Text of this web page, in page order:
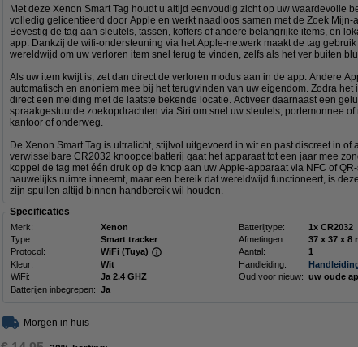
Met deze Xenon Smart Tag houdt u altijd eenvoudig zicht op uw waardevolle
volledig gelicentieerd door Apple en werkt naadloos samen met de Zoek Mijn-
Bevestig de tag aan sleutels, tassen, koffers of andere belangrijke items, en
app. Dankzij de wifi-ondersteuning via het Apple-netwerk maakt de tag
wereldwijd om uw verloren item snel terug te vinden, zelfs als het ver buiten
Als uw item kwijt is, zet dan direct de verloren modus aan in de app. Andere
automatisch en anoniem mee bij het terugvinden van uw eigendom. Zodra het
direct een melding met de laatste bekende locatie. Activeer daarnaast een
spraakgestuurde zoekopdrachten via Siri om snel uw sleutels, portemonnee
kantoor of onderweg.
De Xenon Smart Tag is ultralicht, stijlvol uitgevoerd in wit en past discreet in of
verwisselbare CR2032 knoopcelbatterij gaat het apparaat tot een jaar mee
koppel de tag met één druk op de knop aan uw Apple-apparaat via NFC of
nauwelijks ruimte inneemt, maar een bereik dat wereldwijd functioneert, is
zijn spullen altijd binnen handbereik wil houden.
Specificaties
Merk: Xenon Batterijtype:
1x CR2032
Type:
Smart tracker Afmetingen:
37
Protocol:
WiFi (Tuya) Aantal:
1
Kleur:
Wit Handleiding:
WiFi:
Ja 2.4 GHZ Oud voor nieuw: uw oude
Batterijen inbegrepen: Ja
Morgen in huis